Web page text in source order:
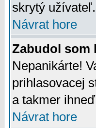
skrytý užívateľ.
Návrat hore
Zabudol som
Nepanikárte!
prihlasovacej
a takmer
Návrat hore